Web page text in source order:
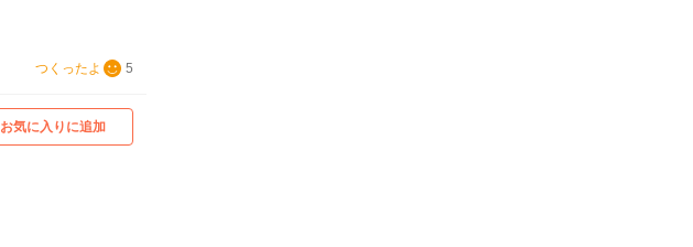
つくったよ 5
お気に入りに追加